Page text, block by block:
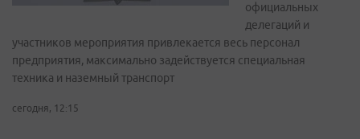
официальных
делегаций и
участников мероприятия привлекается весь персонал
предприятия, максимально задействуется специальная
техника и наземный транспорт
сегодня, 12:15